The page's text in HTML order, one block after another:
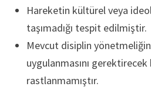
Hareketin kültürel veya
taşımadığı tespit edilmiştir.
Mevcut disiplin
uygulanmasını gerektirecek
rastlanmamıştır.